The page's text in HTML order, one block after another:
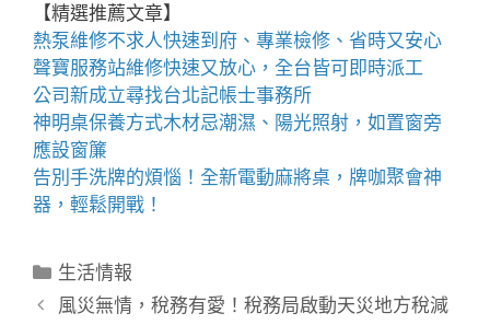
【精選推薦文章】
熱泵維修不求人快速到府、專業檢修、省時又安心
聲寶服務站維修快速又放心，全台皆可即時派工
公司新成立尋找台北記帳士事務所
神明桌保養方式木材忌潮濕、陽光照射，如置窗旁
應設窗簾
告別手洗牌的煩惱！全新電動麻將桌 ，牌咖聚會神
器，輕鬆開戰！
分
類
生活情報
風災無情，稅務有愛！稅務局啟動天災地方稅減